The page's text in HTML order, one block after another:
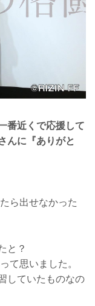
番近くで応援して
んに『ありがと
ら出せなかった
と？
て思いました。
していたものなの